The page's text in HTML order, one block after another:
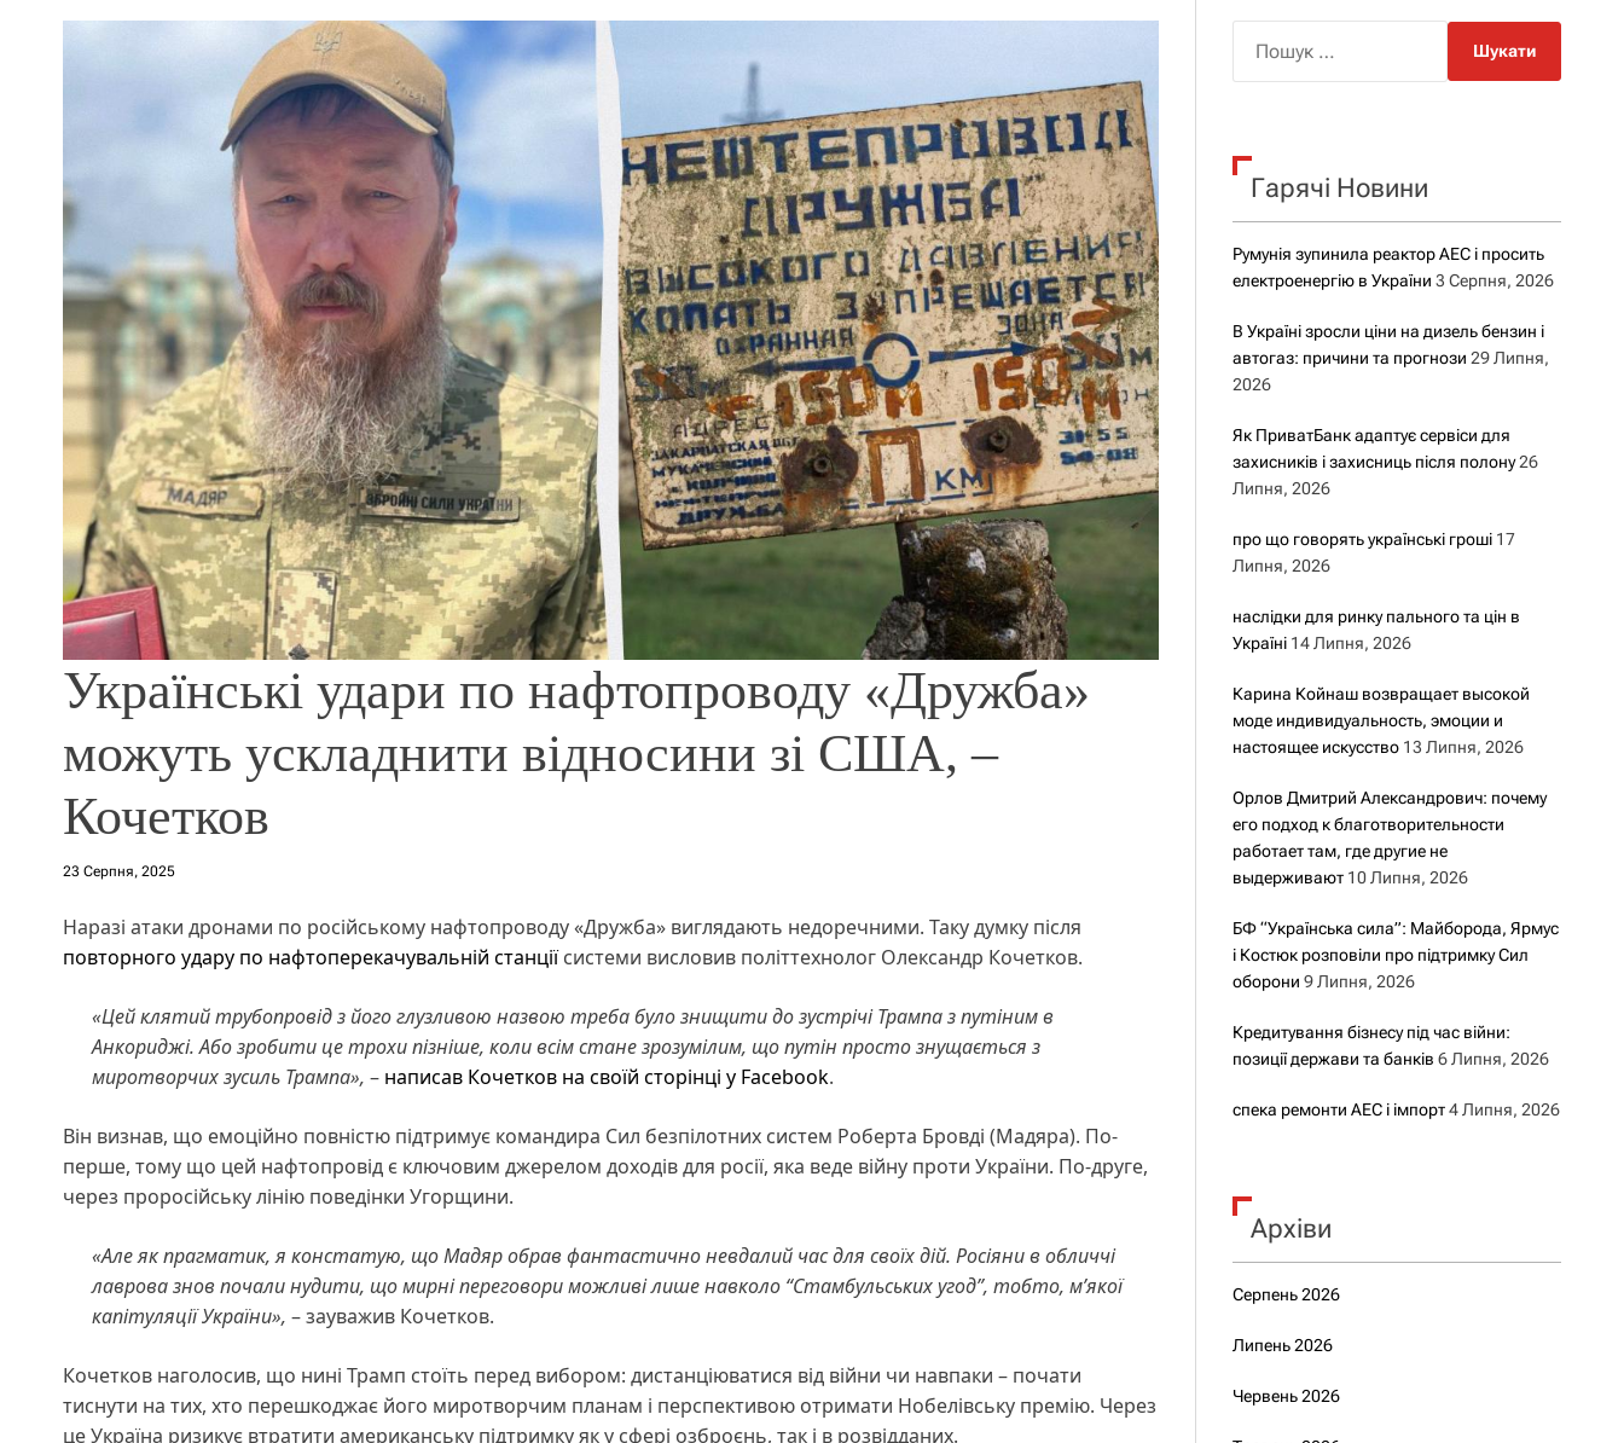
р
о
у
Українські удари по нафтопроводу «Дружба»
можуть ускладнити відносини зі США, –
Кочетков
23 Серпня, 2025
Наразі атаки дронами по російському нафтопроводу «Дружба» виглядають недоречними. Таку думку після
повторного удару по нафтоперекачувальній станціїсистеми висловив політтехнолог Олександр Кочетков.
«Цей клятий трубопровід з його глузливою назвою треба було знищити до зустрічі Трампа з путіним в
Анкориджі. Або зробити це трохи пізніше, коли всім стане зрозумілим, що путін просто знущається з
миротворчих зусиль Трампа», – написав Кочетков на своїй сторінці у Facebook.
Він визнав, що емоційно повністю підтримує командира Сил безпілотних систем Роберта Бровді (Мадяра). По-
перше, тому що цей нафтопровід є ключовим джерелом доходів для росії, яка веде війну проти України. По-друге,
через проросійську лінію поведінки Угорщини.
«Але як прагматик, я констатую, що Мадяр обрав фантастично невдалий час для своїх дій. Росіяни в обличчі
лаврова знов почали нудити, що мирні переговори можливі лише навколо “Стамбульських угод”, тобто, м’якої
капітуляції України», – зауважив Кочетков.
Кочетков наголосив, що нині Трамп стоїть перед вибором: дистанціюватися від війни чи навпаки – почати
тиснути на тих, хто перешкоджає його миротворчим планам і перспективою отримати Нобелівську премію. Через
це Україна ризикує втратити американську підтримку як у сфері озброєнь, так і в розвідданих.
к
Гарячі Новини
Румунія зупинила реактор АЕС і просить
електроенергію в України 3 Серпня, 2026
В Україні зросли ціни на дизель бензин і
автогаз: причини та прогнози 29 Липня,
2026
Як ПриватБанк адаптує сервіси для
захисників і захисниць після полону 26
Липня, 2026
про що говорять українські гроші 17
Липня, 2026
наслідки для ринку пального та цін в
Україні 14 Липня, 2026
Карина Койнаш возвращает высокой
моде индивидуальность, эмоции и
настоящее искусство 13 Липня, 2026
Орлов Дмитрий Александрович: почему
его подход к благотворительности
работает там, где другие не
выдерживают 10 Липня, 2026
БФ “Українська сила”: Майборода, Ярмус
і Костюк розповіли про підтримку Сил
оборони 9 Липня, 2026
Кредитування бізнесу під час війни:
позиції держави та банків 6 Липня, 2026
спека ремонти АЕС і імпорт 4 Липня, 2026
Архіви
Серпень 2026
Липень 2026
Червень 2026